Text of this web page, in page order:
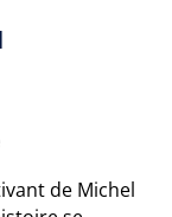
de Michel